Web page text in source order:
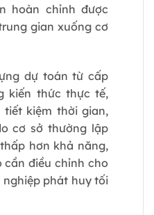
hoàn chỉnh được
gian xuống cơ
dự toán từ cấp
kiến thức thực tế,
kiệm thời gian,
cơ sở thường lập
hơn khả năng,
cần điều chỉnh cho
nghiệp phát huy tối